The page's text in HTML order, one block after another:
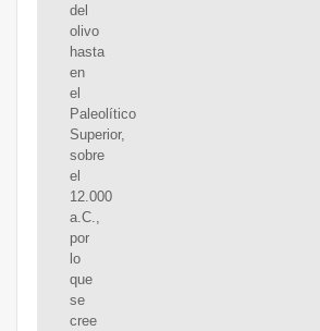
del
olivo
hasta
en
el
Paleolítico
Superior,
sobre
el
12.000
a.C.,
por
lo
que
se
cree